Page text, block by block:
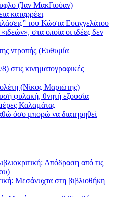
(Ίαν ΜακΓιούαν)
καταρρέει
του Κώστα Ευαγγελάτου
στα οποία οι ιδέες δεν
ντροπής (Ευθυμία
στις κινηματογραφικές
(Νίκος Μαριώτης)
φυλακή, θνητή εξουσία
Καλαμάτας
όσο μπορώ να διατηρηθεί
Απόδραση από τις
Μεσάνυχτα στη βιβλιοθήκη